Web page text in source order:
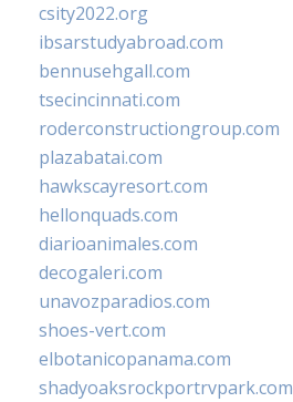
csity2022.org
ibsarstudyabroad.com
bennusehgall.com
tsecincinnati.com
roderconstructiongroup.com
plazabatai.com
hawkscayresort.com
hellonquads.com
diarioanimales.com
decogaleri.com
unavozparadios.com
shoes-vert.com
elbotanicopanama.com
shadyoaksrockportrvpark.com